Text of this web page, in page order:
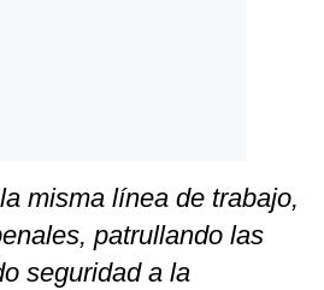
misma línea de trabajo,
patrullando las
seguridad a la